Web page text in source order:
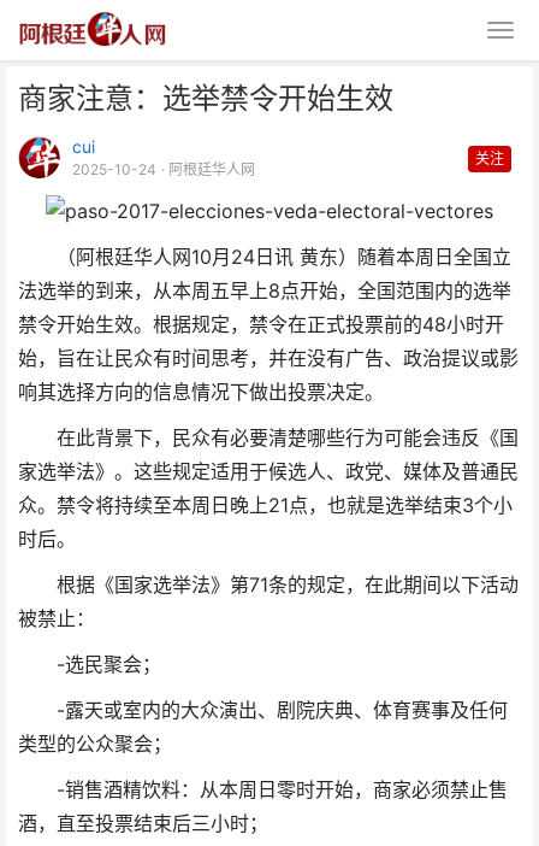
商家注意：选举禁令开始生效
cui
2025-10-24 · 阿根廷华人网
关注
（阿根廷华人网10月24日讯 黄东）随着本周日全国立
法选举的到来，从本周五早上8点开始，全国范围内的选举
禁令开始生效。根据规定，禁令在正式投票前的48小时开
始，旨在让民众有时间思考，并在没有广告、政治提议或影
响其选择方向的信息情况下做出投票决定。
在此背景下，民众有必要清楚哪些行为可能会违反《国
家选举法》。这些规定适用于候选人、政党、媒体及普通民
众。禁令将持续至本周日晚上21点，也就是选举结束3个小
时后。
根据《国家选举法》第71条的规定，在此期间以下活动
被禁止：
-选民聚会；
-露天或室内的大众演出、剧院庆典、体育赛事及任何
类型的公众聚会；
-销售酒精饮料：从本周日零时开始，商家必须禁止售
酒，直至投票结束后三小时；
商家注意：选举禁令开始生效